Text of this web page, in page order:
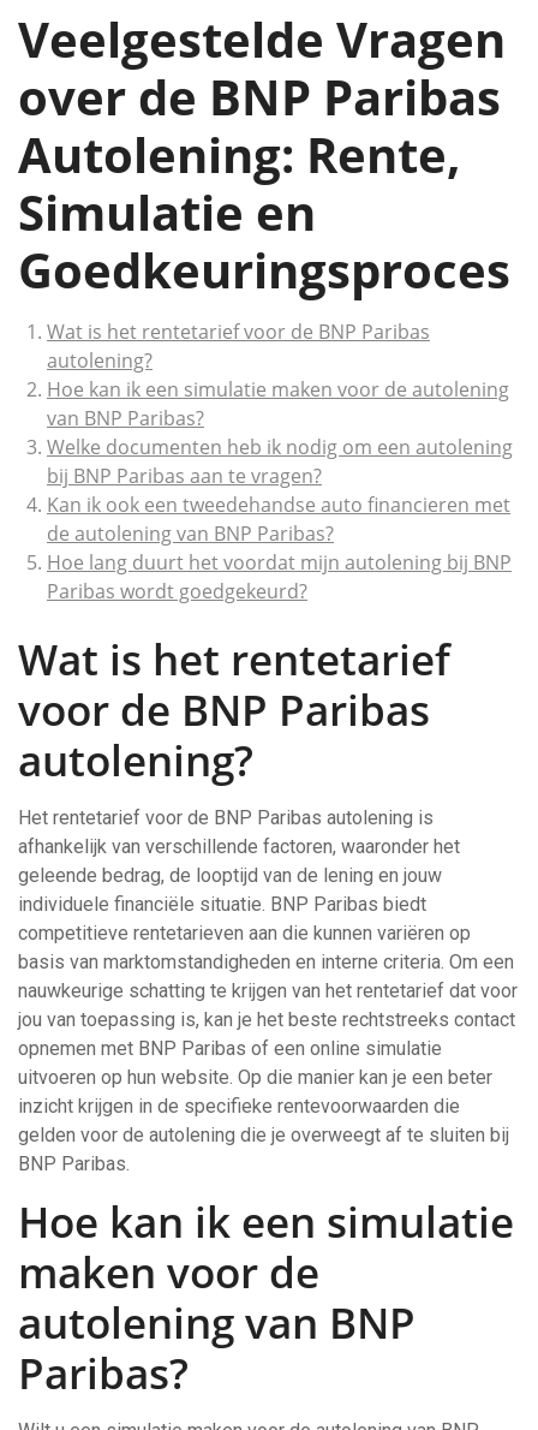
Veelgestelde Vragen
over de BNP Paribas
Autolening: Rente,
Simulatie en
Goedkeuringsproces
Wat is het rentetarief voor de BNP Paribas
autolening?
Hoe kan ik een simulatie maken voor de autolening
van BNP Paribas?
Welke documenten heb ik nodig om een autolening
bij BNP Paribas aan te vragen?
Kan ik ook een tweedehandse auto financieren met
de autolening van BNP Paribas?
Hoe lang duurt het voordat mijn autolening bij BNP
Paribas wordt goedgekeurd?
Wat is het rentetarief
voor de BNP Paribas
autolening?
Het rentetarief voor de BNP Paribas autolening is
afhankelijk van verschillende factoren, waaronder het
geleende bedrag, de looptijd van de lening en jouw
individuele financiële situatie. BNP Paribas biedt
competitieve rentetarieven aan die kunnen variëren op
basis van marktomstandigheden en interne criteria. Om een
nauwkeurige schatting te krijgen van het rentetarief dat voor
jou van toepassing is, kan je het beste rechtstreeks contact
opnemen met BNP Paribas of een online simulatie
uitvoeren op hun website. Op die manier kan je een beter
inzicht krijgen in de specifieke rentevoorwaarden die
gelden voor de autolening die je overweegt af te sluiten bij
BNP Paribas.
Hoe kan ik een simulatie
maken voor de
autolening van BNP
Paribas?